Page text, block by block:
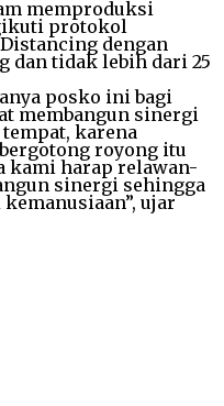
memproduksi
protokol
dengan
dan tidak lebih dari 25
posko ini bagi
membangun sinergi
karena
royong itu
kami harap relawan-
sinergi sehingga
ujar